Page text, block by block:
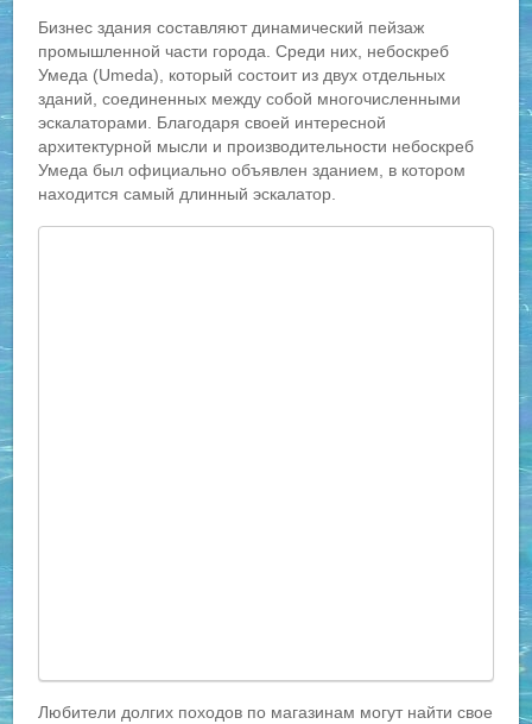
Бизнес здания составляют динамический пейзаж
промышленной части города. Среди них, небоскреб
Умеда (Umeda), который состоит из двух отдельных
зданий, соединенных между собой многочисленными
эскалаторами. Благодаря своей интересной
архитектурной мысли и производительности небоскреб
Умеда был официально объявлен зданием, в котором
находится самый длинный эскалатор.
Любители долгих походов по магазинам могут найти свое